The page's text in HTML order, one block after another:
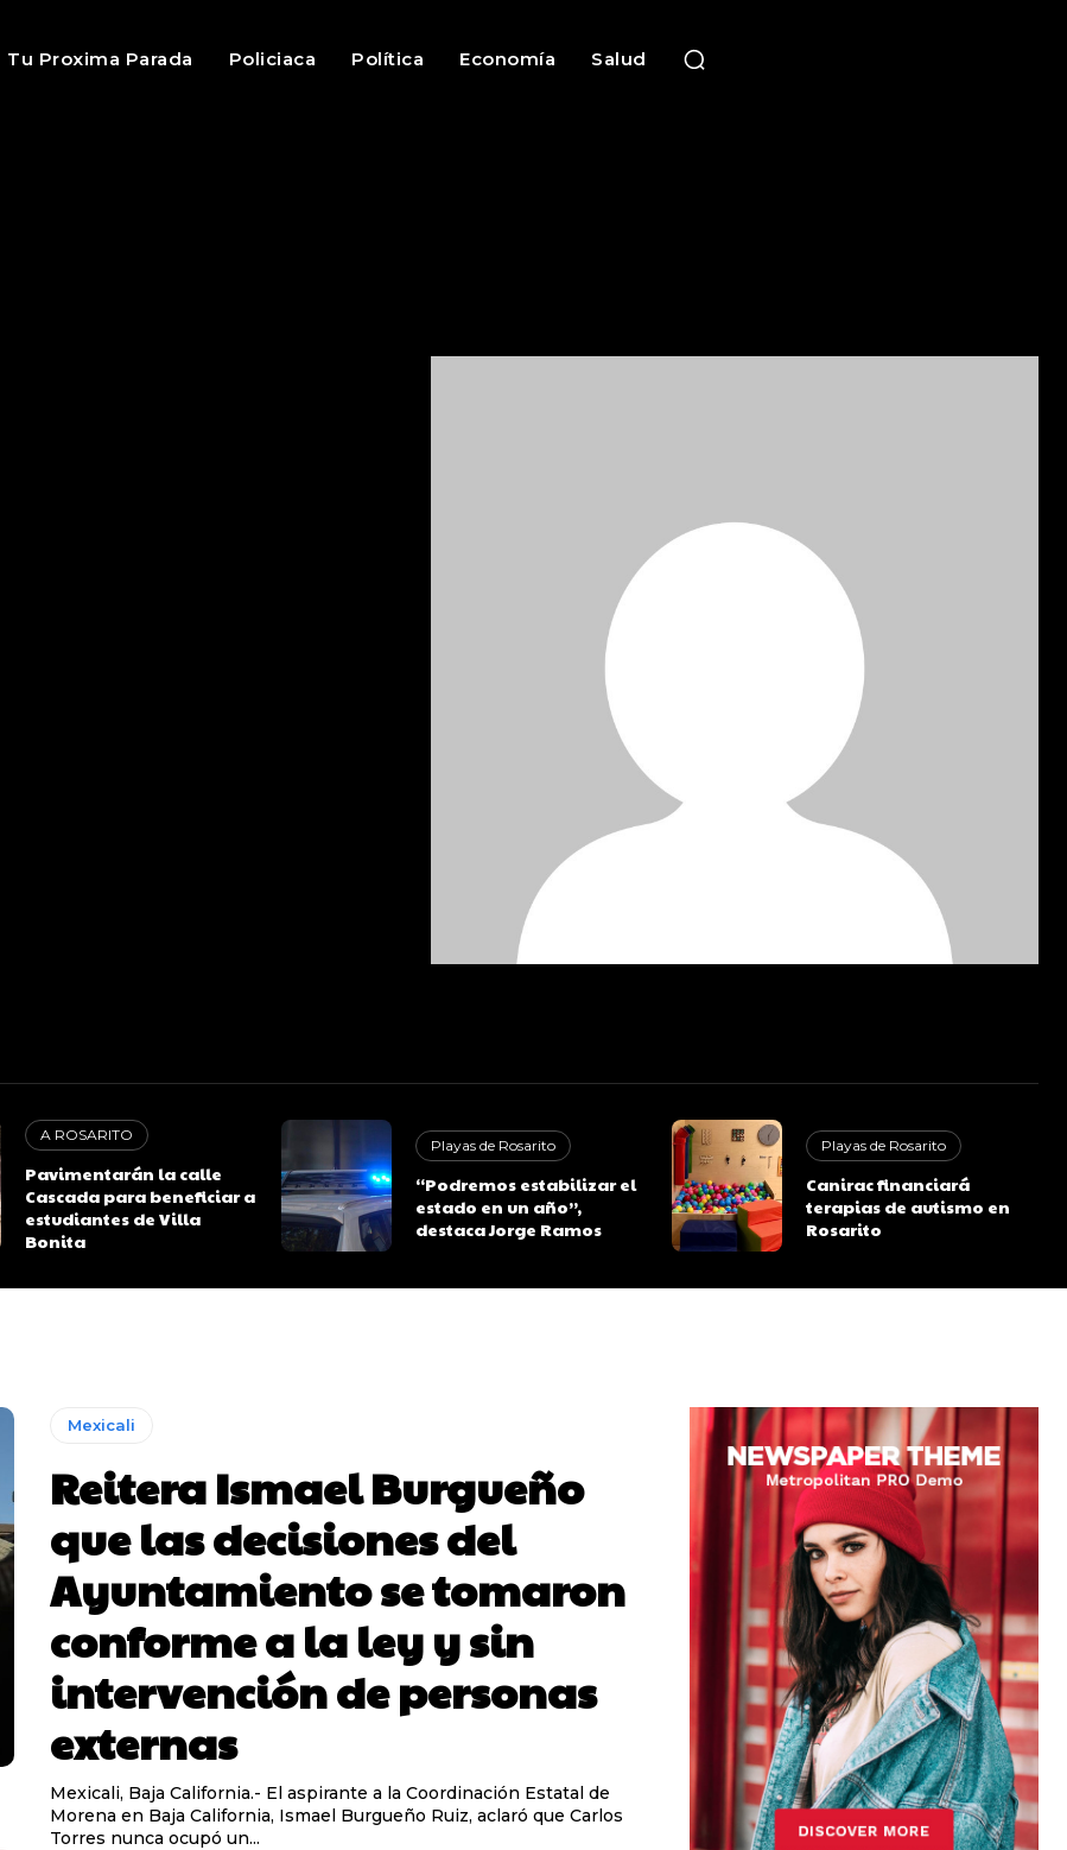
Tu Proxima Parada Policiaca Política Economía Salud
A ROSARITO
Pavimentarán la calle
Cascada para beneficiar a
estudiantes de Villa
Bonita
Playas de Rosarito
“Podremos estabilizar el
estado en un año”,
destaca Jorge Ramos
Playas de Rosarito
Canirac financiará
terapias de autismo en
Rosarito
Mexicali
Reitera Ismael Burgueño
que las decisiones del
Ayuntamiento se tomaron
conforme a la ley y sin
intervención de personas
externas
Mexicali, Baja California.- El aspirante a la Coordinación Estatal de
Morena en Baja California, Ismael Burgueño Ruiz, aclaró que Carlos
Torres nunca ocupó un...